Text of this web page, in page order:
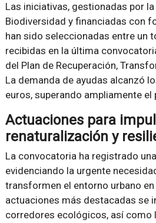
Las iniciativas, gestionadas por
Biodiversidad y financiadas con
han sido seleccionadas entre un
recibidas en la última
del Plan de Recuperación,
La demanda de ayudas alcanzó
euros, superando ampliamente
Actuaciones para
renaturalización y
La convocatoria ha registrado
evidenciando la urgente
transformen el entorno urbano en
actuaciones más destacadas se
corredores ecológicos, así como